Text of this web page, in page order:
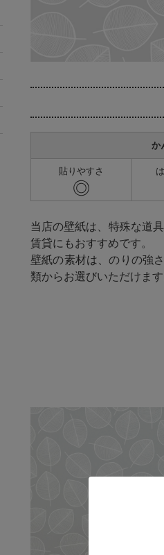
か
貼りやすさ
◎
当店の壁紙は、特殊な道
賃貸にもおすすめです。
壁紙の素材は、のりの強
類からお選びいただけます